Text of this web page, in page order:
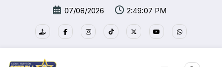
07/08/2026 2:49:07 PM